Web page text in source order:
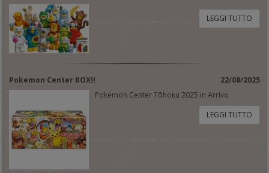
LEGGI TUTTO
Pokemon Center BOX!!
22/08/2025
Pokémon Center Tōhoku 2025 in Arrivo
LEGGI TUTTO